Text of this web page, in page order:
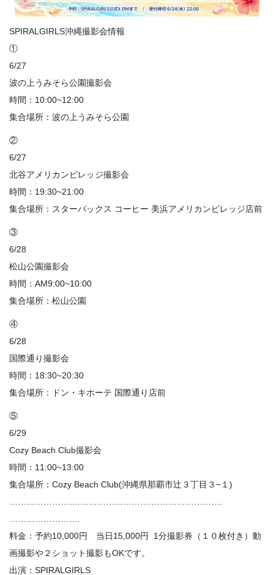
SPIRALGIRLS沖縄撮影会情報
①
6/27
波の上うみそら公園撮影会
時間：10:00~12:00
集合場所：波の上うみそら公園
②
6/27
北谷アメリカンビレッジ撮影会
時間：19:30~21:00
集合場所：スターバックス コーヒー 美浜アメリカンビレッジ店前
③
6/28
松山公園撮影会
時間：AM9:00~10:00
集合場所：松山公園
④
6/28
国際通り撮影会
時間：18:30~20:30
集合場所：ドン・キホーテ 国際通り店前
⑤
6/29
Cozy Beach Club撮影会
時間：11:00~13:00
集合場所：Cozy Beach Club(沖縄県那覇市辻３丁目３−１)
料金：予約10,000円 当日15,000円 1分撮影券（１０枚付き）動
画撮影や２ショット撮影もOKです。
出演：SPIRALGIRLS